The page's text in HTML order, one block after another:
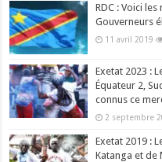
RDC : Voici
Gouverneurs
11 avril 2019
Exetat 2023 :
Équateur 2,
connus ce
2 septembre
Exetat 2019 :
Katanga et